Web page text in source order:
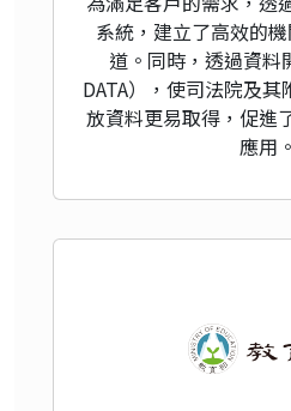
系統，建立了高效的
道。同時，透過資料
DATA），使司法院及
放資料更易取得，促進
應用。